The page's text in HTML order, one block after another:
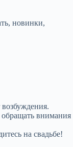
новинки,
обращать внимания
на свадьбе!